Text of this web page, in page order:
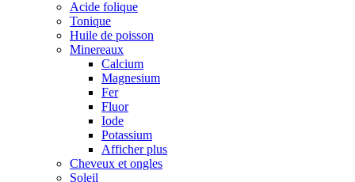
Acide folique
Tonique
Huile de poisson
Minereaux
Calcium
Magnesium
Fer
Fluor
Iode
Potassium
Afficher plus
Cheveux et ongles
Soleil